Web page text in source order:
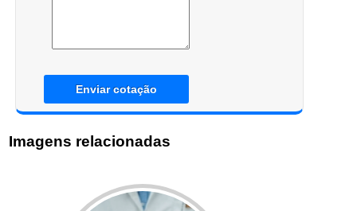
Enviar cotação
Imagens relacionadas